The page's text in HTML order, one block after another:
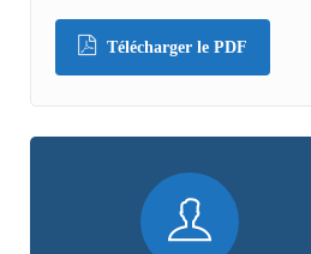
Télécharger le PDF